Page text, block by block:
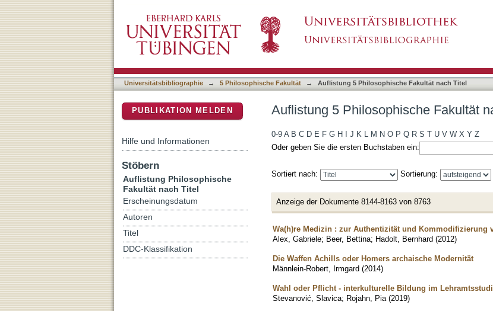
Universitätsbibliographie → 5 Philosophische Fakultät → Auflistung 5 Philosophische Fakultät nach Titel
Auflistung 5 Philosophische Fakultät
0-9 A B C D E F G H J K L M N O P Q R S T U V W X Y Z
Oder geben Sie die ersten Buchstaben ein:
Sortiert nach: Sortierung:
Anzeige der Dokumente 8144-8163 von 8763
Wa(h)re Medizin : zur Authentizität und Kommodifizierung
Alex, Gabriele; Beer, Bettina; Hadolt, Bernhard (2012)
Die Waffen Achills oder Homers archaische Modernität
Männlein-Robert, Irmgard (2014)
Wahl oder Pflicht - interkulturelle Bildung im
Stevanović, Slavica; Rojahn, Pia (2019)
PUBLIKATION MELDEN
Hilfe und Informationen
Stöbern
Auflistung Philosophische
Fakultät nach Titel
Erscheinungsdatum
Autoren
Titel
DDC-Klassifikation